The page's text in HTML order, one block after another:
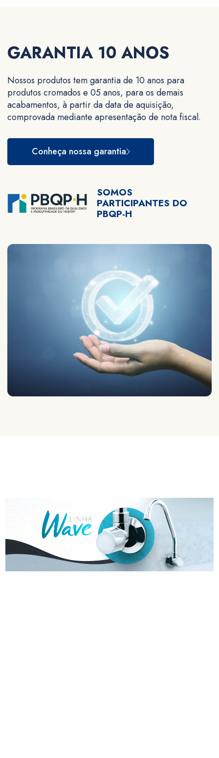
GARANTIA 10 ANOS
Nossos produtos tem garantia de 10 anos para
produtos cromados e 05 anos, para os demais
acabamentos, à partir da data de aquisição,
comprovada mediante apresentação de nota fiscal.
Conheça nossa garantia
SOMOS
PARTICIPANTES DO
PBQP-H